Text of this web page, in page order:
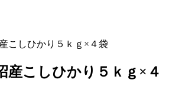
こしひかり５ｋｇ×４袋
産こしひかり５ｋｇ×４